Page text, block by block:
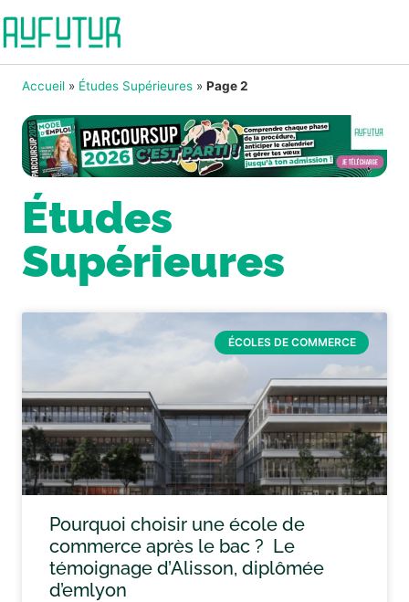
Accueil » Études Supérieures » Page 2
Études
Supérieures
ÉCOLES DE COMMERCE
Pourquoi choisir une école de
commerce après le bac ? Le
témoignage d’Alisson, diplômée
d’emlyon